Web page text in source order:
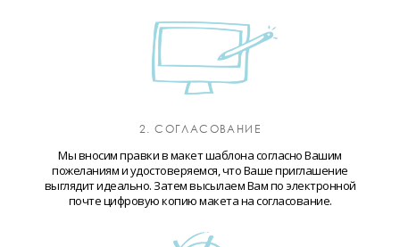
2. СОГЛАСОВАНИЕ
Мы вносим правки в макет шаблона согласно Вашим
пожеланиям и удостоверяемся, что Ваше приглашение
выглядит идеально. Затем высылаем Вам по электронной
почте цифровую копию макета на согласование.